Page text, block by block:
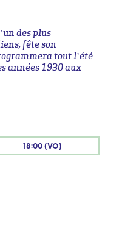
des plus
fête son
tout l’été
années 1930 aux
18:00 (VO)